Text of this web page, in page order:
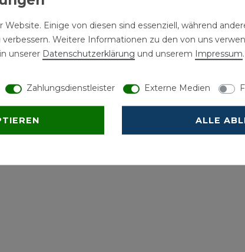
Einige von diesen sind essenziell, während
Weitere Informationen zu den von uns
unserer Daten­schutz­erklärung und unserem Impressum.
Zahlungsdienstleister Externe Medien
ALLE